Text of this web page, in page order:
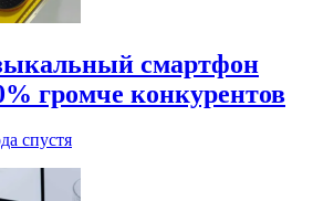
смартфон
громче конкурентов
спустя